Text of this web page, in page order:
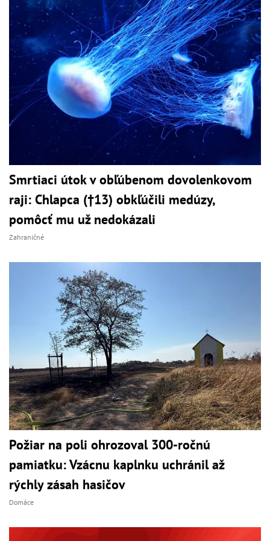
Smrtiaci útok v obľúbenom dovolenkovom
raji: Chlapca (†13) obkľúčili medúzy,
pomôcť mu už nedokázali
Zahraničné
Požiar na poli ohrozoval 300-ročnú
pamiatku: Vzácnu kaplnku uchránil až
rýchly zásah hasičov
Domáce